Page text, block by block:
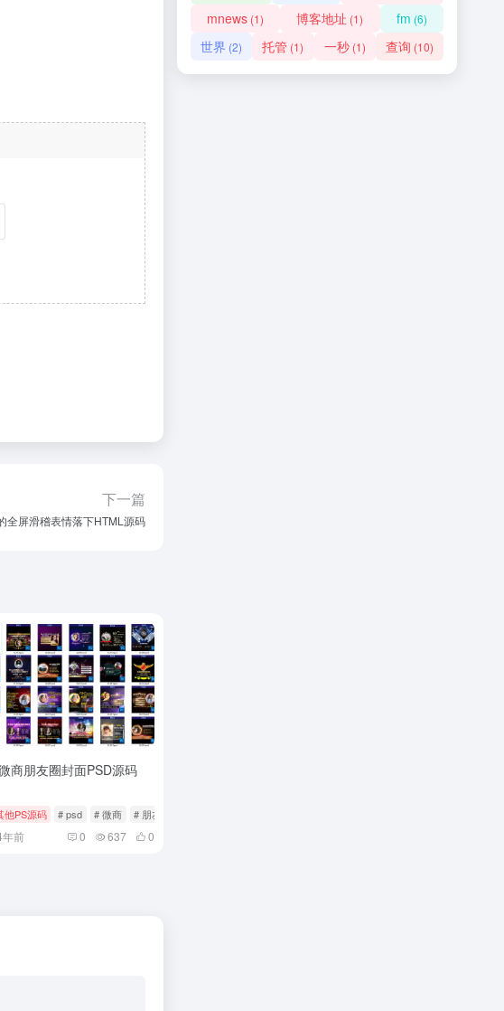
下一篇
全屏滑稽表情落下HTML源码
商朋友圈封面PSD源码
他PS源码 # psd # 微商 # 朋友圈
年前 0 637 0
mnews (1) 博客地址 (1) fm (6)
世界 (2) 托管 (1) 一秒(1) 查询 (10)